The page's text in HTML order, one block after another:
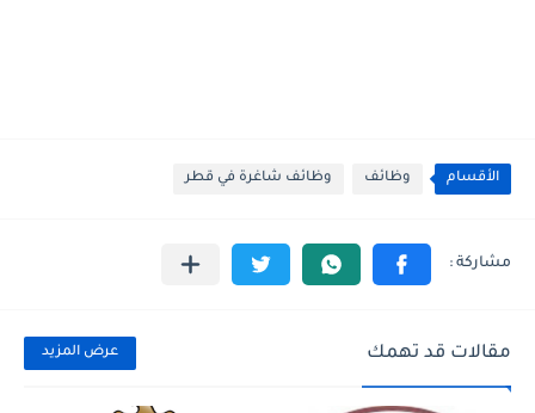
الأقسام وظائف وظائف شاغرة في قطر
مقالات قد تهمك عرض المزيد